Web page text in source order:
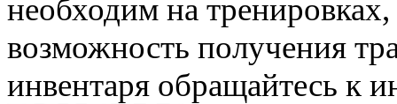
необходим на
возможность получения
инвентаря обращайтесь к